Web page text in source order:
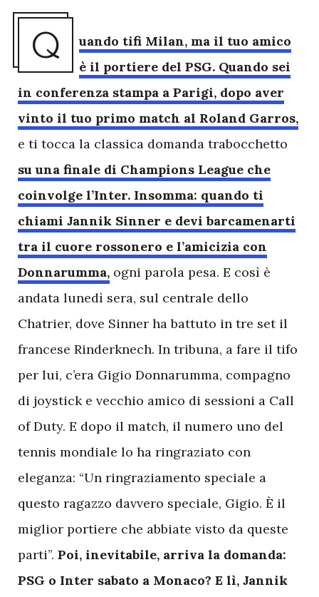
Q
uando tifi Milan, ma il tuo amico
è il portiere del PSG. Quando sei
in conferenza stampa a Parigi, dopo aver
vinto il tuo primo match al Roland Garros,
e ti tocca la classica domanda trabocchetto
su una finale di Champions League che
coinvolge l’Inter. Insomma: quando ti
chiami Jannik Sinner e devi barcamenarti
tra il cuore rossonero e l’amicizia con
Donnarumma, ogni parola pesa. E così è
andata lunedì sera, sul centrale dello
Chatrier, dove Sinner ha battuto in tre set il
francese Rinderknech. In tribuna, a fare il tifo
per lui, c’era Gigio Donnarumma, compagno
di joystick e vecchio amico di sessioni a Call
of Duty. E dopo il match, il numero uno del
tennis mondiale lo ha ringraziato con
eleganza: “Un ringraziamento speciale a
questo ragazzo davvero speciale, Gigio. È il
miglior portiere che abbiate visto da queste
parti”. Poi, inevitabile, arriva la domanda:
PSG o Inter sabato a Monaco? E lì, Jannik